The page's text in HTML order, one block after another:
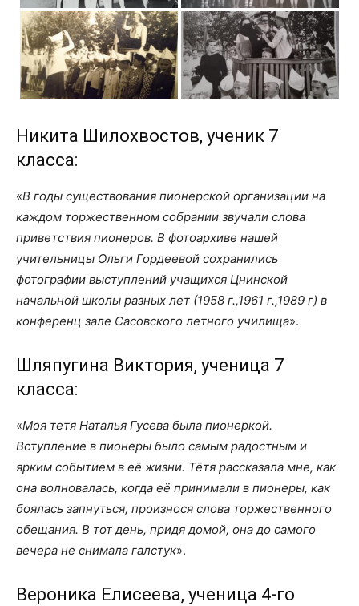
Никита Шилохвостов, ученик 7
класса:
«В годы существования пионерской организации на
каждом торжественном собрании звучали слова
приветствия пионеров. В фотоархиве нашей
учительницы Ольги Гордеевой сохранились
фотографии выступлений учащихся Цнинской
начальной школы разных лет (1958 г.,1961 г.,1989 г) в
конференц зале Сасовского летного училища».
Шляпугина Виктория, ученица 7
класса:
«Моя тетя Наталья Гусева была пионеркой.
Вступление в пионеры было самым радостным и
ярким событием в её жизни. Тётя рассказала мне, как
она волновалась, когда её принимали в пионеры, как
боялась запнуться, произнося слова торжественного
обещания. В тот день, придя домой, она до самого
вечера не снимала галстук».
Вероника Елисеева, ученица 4-го